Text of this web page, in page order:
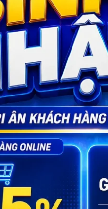
thành Vinhvàship hàng
hàng và không ghi tên